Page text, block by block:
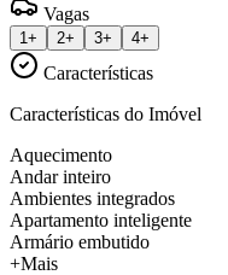
Vagas
1+ 2+ 3+ 4+
Características
Características do Imóvel
Aquecimento
Andar inteiro
Ambientes integrados
Apartamento inteligente
Armário embutido
+Mais